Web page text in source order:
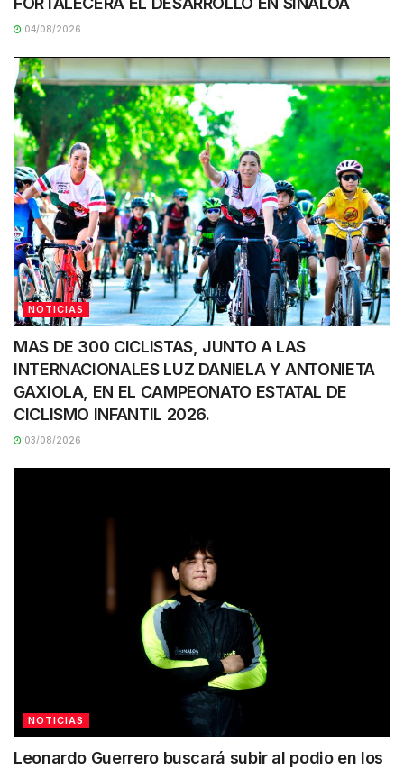
04/08/2026
NOTICIAS
MAS DE 300 CICLISTAS, JUNTO A LAS
INTERNACIONALES LUZ DANIELA Y ANTONIETA
GAXIOLA, EN EL CAMPEONATO ESTATAL DE
CICLISMO INFANTIL 2026.
03/08/2026
NOTICIAS
Leonardo Guerrero buscará subir al podio en los